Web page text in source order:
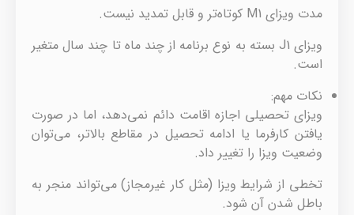
مدت ویزای M1 کوتاه‌تر و قابل تمدید نیست.
ویزای J1 بسته به نوع برنامه از چند ماه تا چند سال متغیر
است.
نکات مهم:
ویزای تحصیلی اجازه اقامت دائم نمی‌دهد، اما در صورت
یافتن کارفرما یا ادامه تحصیل در مقاطع بالاتر، می‌توان
وضعیت ویزا را تغییر داد.
تخطی از شرایط ویزا (مثل کار غیرمجاز) می‌تواند منجر به
باطل شدن آن شود.